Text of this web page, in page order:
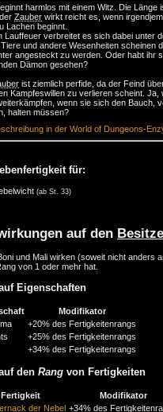
harmlos mit einem Witz. Die Länge
Zauber wirkt reicht es, wenn
Lachen beginnt.
Lauffeuer verbreitet es sich dabei unter
und andere Wesenheiten scheinen
angesteckt zu werden. Oder habt ihr
Dämon gesehen?
ist ziemlich perfide, da der Feind
Kampfeswillen zu verlieren scheint. Ja,
wenn sie sich den Bauch,
halten müssen?
in der World of Dungeons-
für:
(ab St. 33)
auf den
und Mali wirken (soweit nicht anders
von 1 oder mehr hat.
Eigenschaften
Modifikator
+20% des Fertigkeitenrangs
+25% des Fertigkeitenrangs
+34% des Fertigkeitenrangs
den Rang von Fertigkeiten
Fertigkeit
Modifikator
der Nebel +34% des